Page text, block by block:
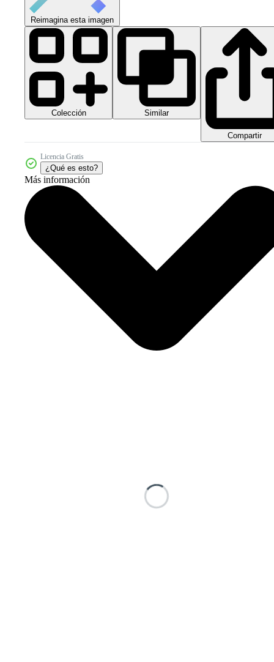
Reimagina esta imagen
Colección Similar
Compartir
Licencia Gratis
¿Qué es esto?
Más información